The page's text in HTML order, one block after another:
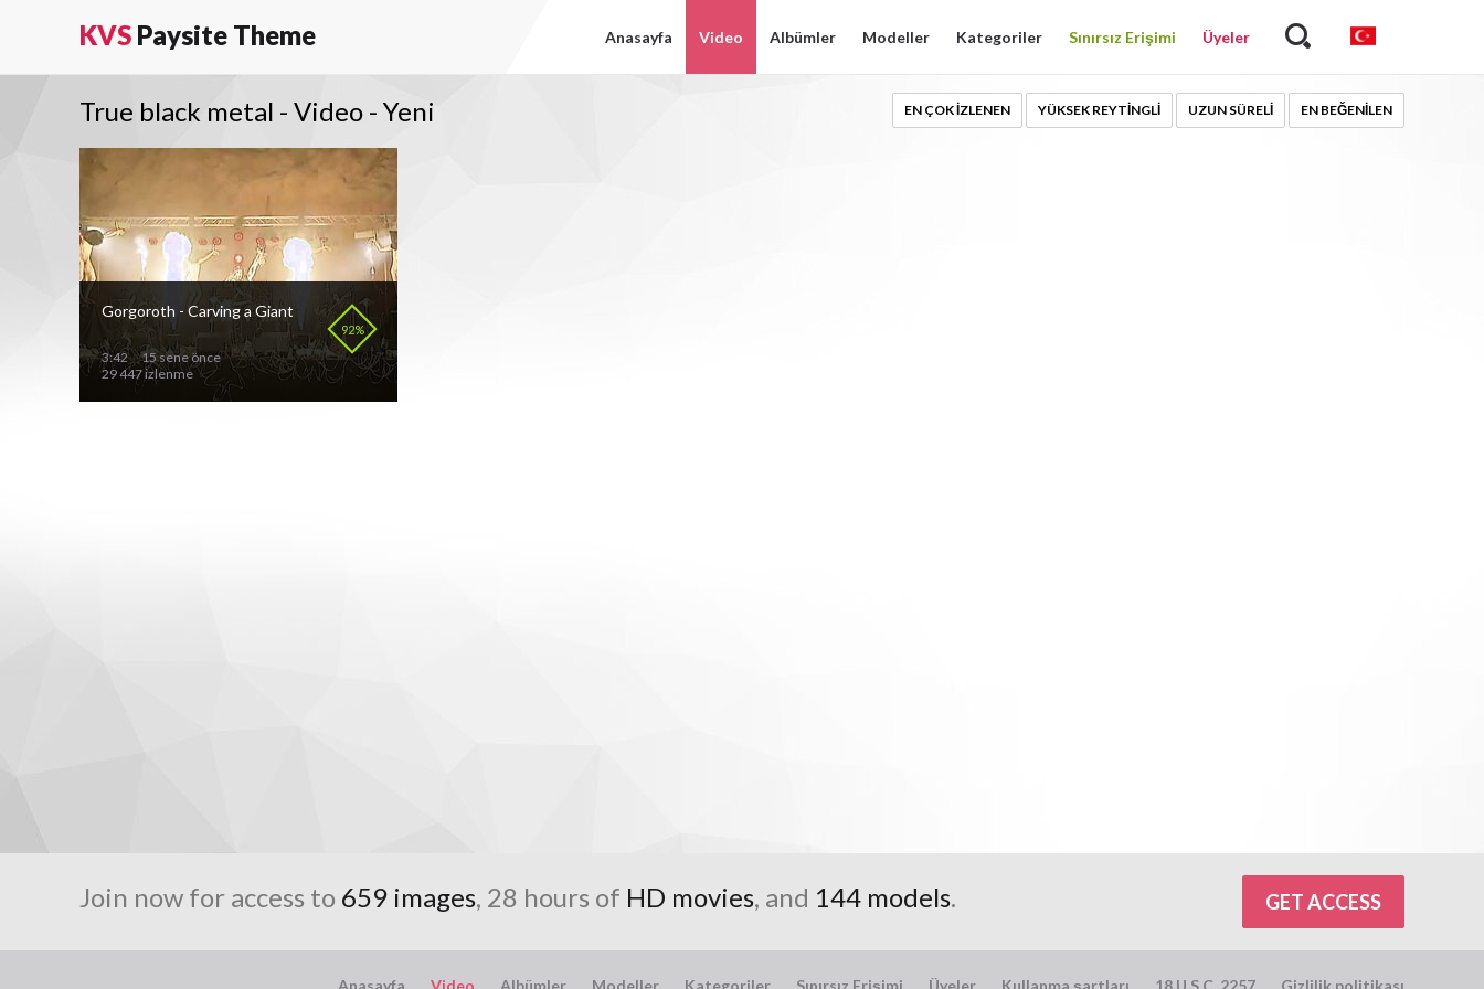
KVS Paysite Theme Anasayfa Video Albümler Modeller Kategoriler Sınırsız Erişimi Üyeler
True black metal - Video - Yeni EN ÇOK IZLENEN YÜKSEK REYTINGLI UZUN SÜRELI EN BEĞENILEN
92%
Gorgoroth - Carving a Giant
3:42
15 sene önce
29 447 izlenme
Join now for access to 659 images, 28 hours of HD movies, and 144 models. GET ACCESS
Anasayfa Video Albümler Modeller Kategoriler Sınırsız Erişimi Üyeler Kullanma şartları 18 U.S.C. 2257 Gizlilik politikası